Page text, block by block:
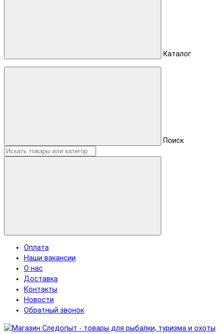
Каталог
Поиск
Оплата
Наши вакансии
О нас
Доставка
Контакты
Новости
Обратный звонок